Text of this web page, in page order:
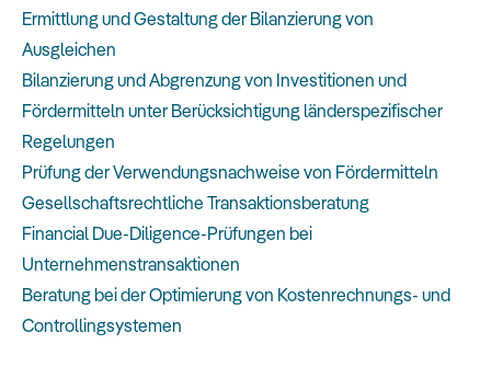
Ermittlung und Gestaltung der Bilanzierung von
Ausgleichen
Bilanzierung und Abgrenzung von Investitionen und
Fördermitteln unter Berücksichtigung länderspezifischer
Regelungen
Prüfung der Verwendungsnachweise von Fördermitteln
Gesellschaftsrechtliche Transaktionsberatung
Financial Due-Diligence-Prüfungen bei
Unternehmenstransaktionen
Beratung bei der Optimierung von Kostenrechnungs- und
Controllingsystemen